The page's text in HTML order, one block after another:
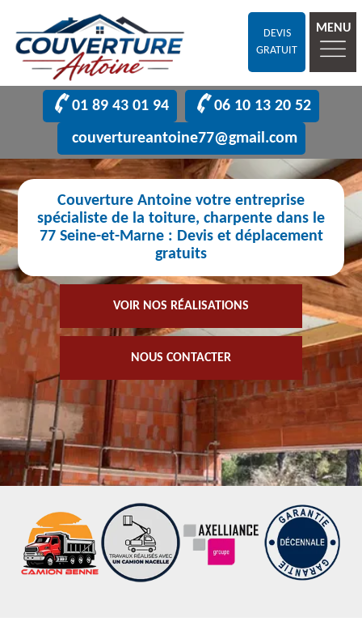
DEVIS
GRATUIT
MENU
01 89 43 01 94
06 10 13 20 52
couvertureantoine77@gmail.com
Couverture Antoine votre entreprise
spécialiste de la toiture, charpente dans le
77 Seine-et-Marne : Devis et déplacement
gratuits
VOIR NOS RÉALISATIONS
NOUS CONTACTER